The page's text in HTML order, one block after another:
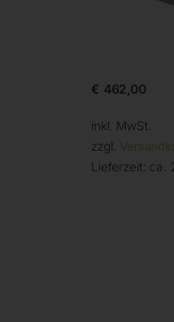
€ 462,00
inkl. MwSt.
zzgl.
Lieferzeit: ca.